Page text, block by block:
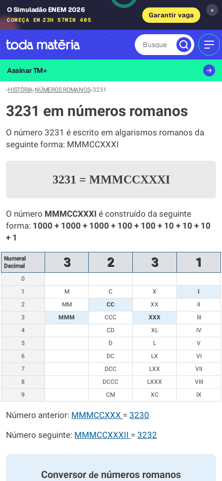
O Simuladão ENEM 2026
COMEÇA EM 23H 57MIN 40S
Garantir vaga
×
Busque
Assinar TM+
›HISTÓRIA›NÚMEROS ROMANOS›3231
3231 em números romanos
O número 3231 é escrito em algarismos romanos da
seguinte forma: MMMCCXXXI
3231 = MMMCCXXXI
O número MMMCCXXXI é construído da seguinte
forma: 1000 + 1000 + 1000 + 100 + 100 + 10 + 10 + 10
+ 1
Numeral
Decimal
3 2 3 1
0
1
M C X
I
2
MM CC XX
II
3
MMM CCC XXX
III
4
CD XL
IV
5
D L
V
6
DC LX
VI
7
DCC LXX
VII
8
DCCC LXXX
VIII
9
CM XC IX
Número anterior: MMMCCXXX = 3230
Número seguinte: MMMCCXXXII = 3232
Conversor de números romanos